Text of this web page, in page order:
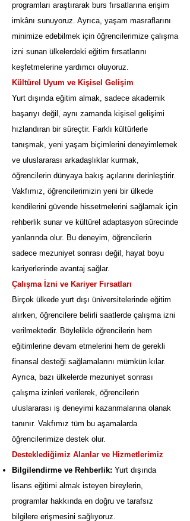
programları araştırarak burs fırsatlarına erişim
imkânı sunuyoruz. Ayrıca, yaşam masraflarını
minimize edebilmek için öğrencilerimize çalışma
izni sunan ülkelerdeki eğitim fırsatlarını
keşfetmelerine yardımcı oluyoruz.
Kültürel Uyum ve Kişisel Gelişim
Yurt dışında eğitim almak, sadece akademik
başarıyı değil, aynı zamanda kişisel gelişimi
hızlandıran bir süreçtir. Farklı kültürlerle
tanışmak, yeni yaşam biçimlerini deneyimlemek
ve uluslararası arkadaşlıklar kurmak,
öğrencilerin dünyaya bakış açılarını derinleştirir.
Vakfımız, öğrencilerimizin yeni bir ülkede
kendilerini güvende hissetmelerini sağlamak için
rehberlik sunar ve kültürel adaptasyon sürecinde
yanlarında olur. Bu deneyim, öğrencilerin
sadece mezuniyet sonrası değil, hayat boyu
kariyerlerinde avantaj sağlar.
Çalışma İzni ve Kariyer Fırsatları
Birçok ülkede yurt dışı üniversitelerinde eğitim
alırken, öğrencilere belirli saatlerde çalışma izni
verilmektedir. Böylelikle öğrencilerin hem
eğitimlerine devam etmelerini hem de gerekli
finansal desteği sağlamalarını mümkün kılar.
Ayrıca, bazı ülkelerde mezuniyet sonrası
çalışma izinleri verilerek, öğrencilerin
uluslararası iş deneyimi kazanmalarına olanak
tanınır. Vakfımız tüm bu aşamalarda
öğrencilerimize destek olur.
Desteklediğimiz Alanlar ve Hizmetlerimiz
Bilgilendirme ve Rehberlik: Yurt dışında
lisans eğitimi almak isteyen bireylerin,
programlar hakkında en doğru ve tarafsız
bilgilere erişmesini sağlıyoruz.